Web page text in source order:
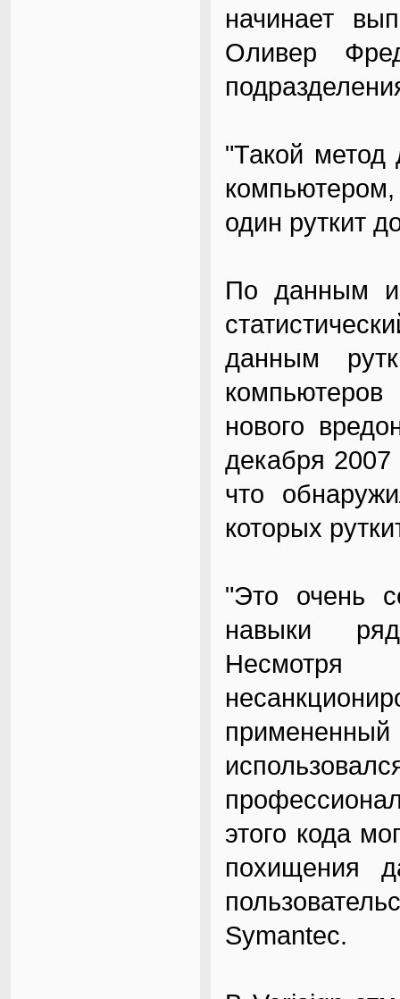
начинает
Оливер
"Такой метод
компьютером,
один руткит
По данным
данным
нового
декабря
что
которых
"Это очень
навыки
этого кода
похищения
Symantec.